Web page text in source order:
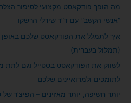
f
מה הופך פודקאסט מקצועי לסיפור
“אנשי הקשב” עם ד”ר שירלי הרשקו
איך לתמלל את הפודקאסט שלכם באופן
(תמלול בעברית)
לשווק את הפודקאסט בסטייל וגם לתת
לתומכים ולמרואיינים שלכם
יותר חשיפה, יותר מאזינים – הפיצ’ר